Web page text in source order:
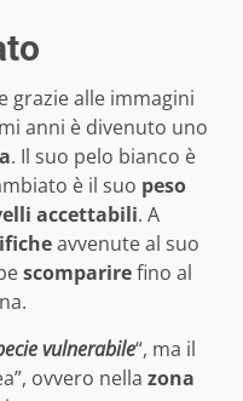
grazie alle immagini
anni è divenuto uno
. Il suo pelo bianco è
è il suo peso
accettabili. A
avvenute al suo
scomparirefino al
vulnerabile“, ma il
ovvero nella zona